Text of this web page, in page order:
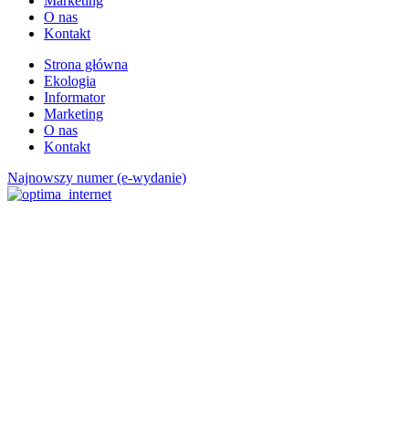
O nas
Kontakt
Strona główna
Ekologia
Informator
Marketing
O nas
Kontakt
Najnowszy numer (e-wydanie)